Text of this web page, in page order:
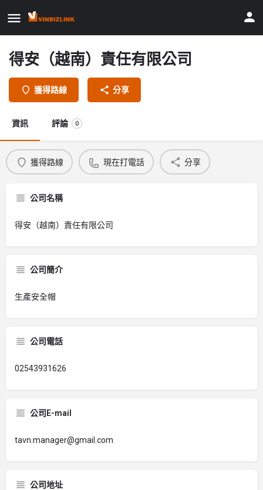
得安（越南）責任有限公司
獲得路線 分享
資訊 評論 0
獲得路線 現在打電話 分享
公司名稱
得安（越南）責任有限公司
公司簡介
生產安全帽
公司電話
02543931626
公司E-mail
tavn.manager@gmail.com
公司地址